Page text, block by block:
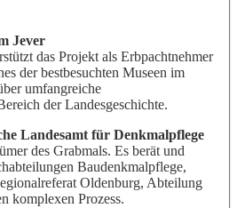
Jever
das Projekt als Erbpachtnehmer
der bestbesuchten Museen im
umfangreiche
der Landesgeschichte.
Landesamt für Denkmalpflege
des Grabmals. Es berät und
Baudenkmalpflege,
Oldenburg, Abteilung
komplexen Prozess.